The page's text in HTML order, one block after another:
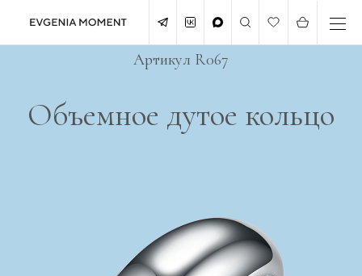
Объемное дутое кольцо
Артикул R067